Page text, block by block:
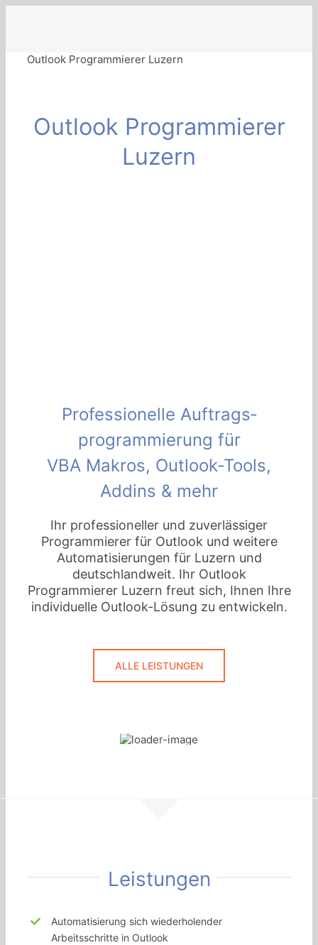
Outlook Programmierer Luzern
Outlook Programmierer
Luzern
Professionelle Auftrags­
programmierung für
VBA Makros, Outlook-Tools,
Addins & mehr
Ihr professioneller und zuverlässiger
Programmierer für Outlook und weitere
Automatisierungen für Luzern und
deutschlandweit. Ihr Outlook
Programmierer Luzern freut sich, Ihnen Ihre
individuelle Outlook-Lösung zu entwickeln.
ALLE LEISTUNGEN
Leistungen
Automatisierung sich wiederholender
Arbeitsschritte in Outlook